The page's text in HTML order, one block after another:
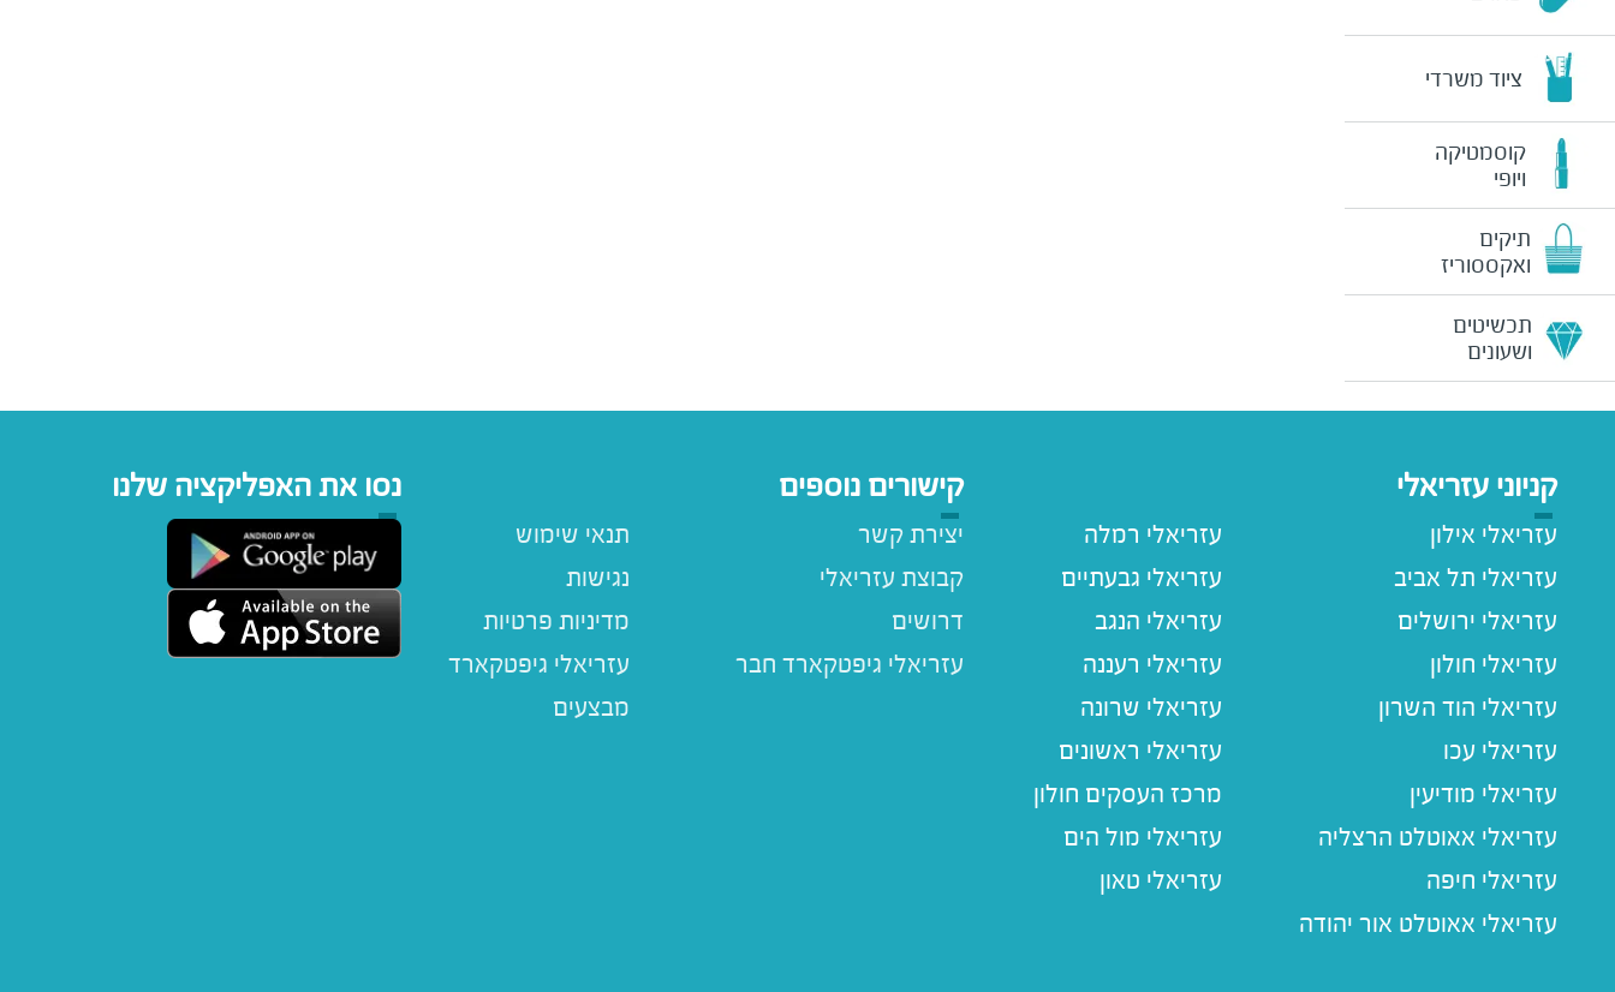
ציוד משרדי
קוסמטיקה
ויופי
תיקים
ואקססוריז
תכשיטים
ושעונים
קניוני עזריאלי
עזריאלי אילון
עזריאלי תל אביב
עזריאלי ירושלים
עזריאלי חולון
עזריאלי הוד השרון
עזריאלי עכו
עזריאלי מודיעין
עזריאלי אאוטלט הרצליה
עזריאלי חיפה
עזריאלי אאוטלט אור יהודה
עזריאלי רמלה
עזריאלי גבעתיים
עזריאלי הנגב
עזריאלי רעננה
עזריאלי שרונה
עזריאלי ראשונים
מרכז העסקים חולון
עזריאלי מול הים
עזריאלי טאון
קישורים נוספים
תנאי שימוש
נגישות
מדיניות פרטיות
עזריאלי גיפטקארד
מבצעים
יצירת קשר
קבוצת עזריאלי
דרושים
נסו את האפליקציה שלנו